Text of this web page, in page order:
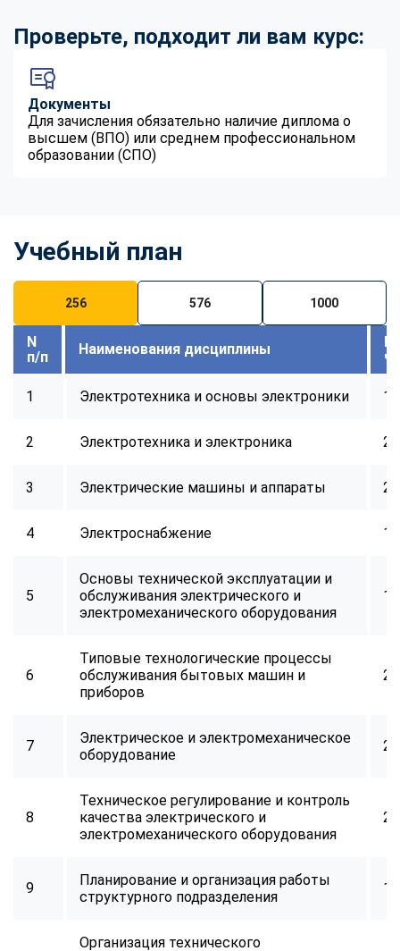
Проверьте, подходит ли вам курс:
Документы
Для зачисления обязательно наличие диплома о
высшем (ВПО) или среднем профессиональном
образовании (СПО)
Учебный план
256 576 1000
N
п/п
Наименования дисциплины
1 Электротехника и основы электроники 16
2 Электротехника и электроника 24
3 Электрические машины и аппараты 24
4 Электроснабжение 16
5
Основы технической эксплуатации и
обслуживания электрического и
электромеханического оборудования
16
6
Типовые технологические процессы
обслуживания бытовых машин и
приборов
24
7
Электрическое и электромеханическое
оборудование
24
8
Техническое регулирование и контроль
качества электрического и
электромеханического оборудования
24
9
Планирование и организация работы
структурного подразделения
16
Организация технического